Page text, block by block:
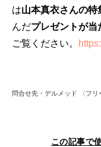
は山本真衣さんの特
んだプレゼントが当
ご覧ください。
問合せ先・デルメッド 〈フ
この記事で